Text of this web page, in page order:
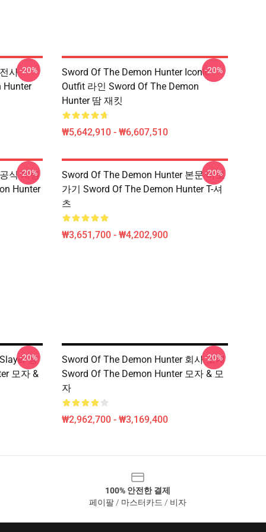
사
Hunter
-20%
Sword Of The Demon Hunter Iconic
Outfit 라인 Sword Of The Demon
Hunter 땀 재킷
₩5,642,910 - ₩6,607,510
-20%
식 지원
Hunter
-20%
Sword Of The Demon Hunter 본문 바로
가기 Sword Of The Demon Hunter T-셔
츠
₩3,651,700 - ₩4,202,900
-20%
장
모자 &
-20%
Sword Of The Demon Hunter 회사 소개
Sword Of The Demon Hunter 모자 & 모
자
₩2,962,700 - ₩3,169,400
-20%
100% 안전한 결제
페이팔 / 마스터카드 / 비자